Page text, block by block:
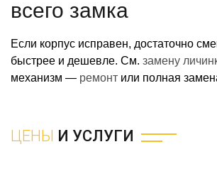
всего замка
Если корпус исправен, достаточно
быстрее и дешевле. См. замену
механизм — ремонт или полная
ЦЕНЫ И УСЛУГИ